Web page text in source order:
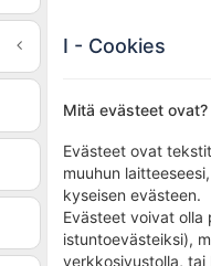
I - Cookies
Mitä evästeet ovat?
Evästeet ovat
muuhun
kyseisen evästeen.
Evästeet voivat
istuntoevästeiksi),
verkkosivustolla, tai